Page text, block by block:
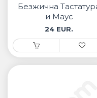
Безжична
и Маус
24 EUR.